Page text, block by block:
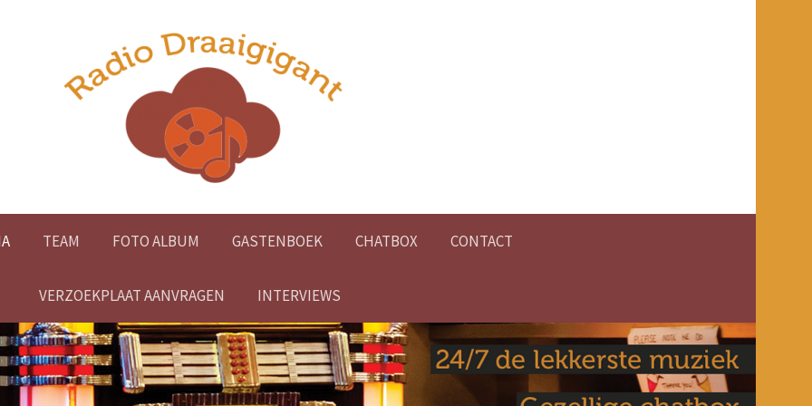
TEAM FOTO ALBUM GASTENBOEK CHATBOX CONTACT
VERZOEKPLAAT AANVRAGEN INTERVIEWS